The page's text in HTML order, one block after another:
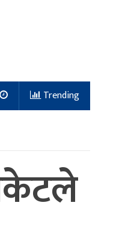
Trending